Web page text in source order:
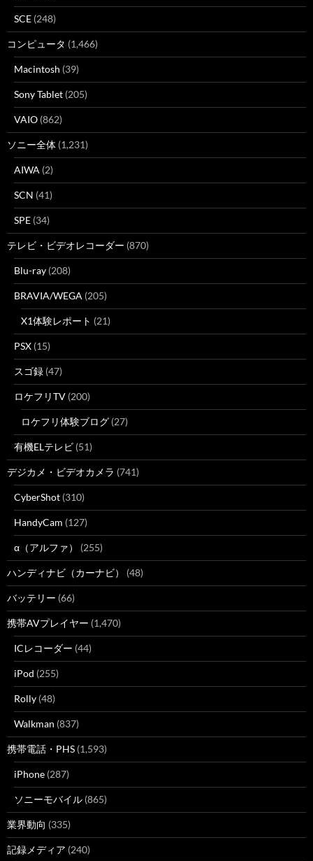
SCE (248)
コンピュータ (1,466)
Macintosh (39)
Sony Tablet (205)
VAIO (862)
ソニー全体 (1,231)
AIWA (2)
SCN (41)
SPE (34)
テレビ・ビデオレコーダー (870)
Blu-ray (208)
BRAVIA/WEGA (205)
X1体験レポート (21)
PSX (15)
スゴ録 (47)
ロケフリTV (200)
ロケフリ体験ブログ (27)
有機ELテレビ (51)
デジカメ・ビデオカメラ (741)
CyberShot (310)
HandyCam (127)
α（アルファ） (255)
ハンディナビ（カーナビ） (48)
バッテリー (66)
携帯AVプレイヤー (1,470)
ICレコーダー (44)
iPod (255)
Rolly (48)
Walkman (837)
携帯電話・PHS (1,593)
iPhone (287)
ソニーモバイル (865)
業界動向 (335)
記録メディア (240)